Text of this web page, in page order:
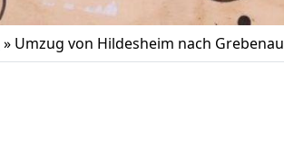
» Umzug von Hildesheim nach Grebenau